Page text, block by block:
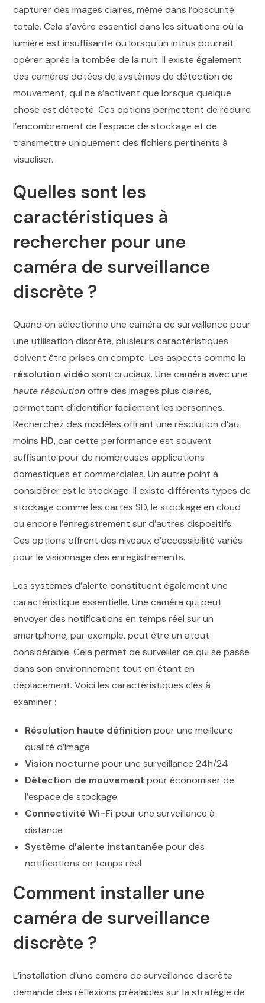
capturer des images claires, même dans l’obscurité
totale. Cela s’avère essentiel dans les situations où la
lumière est insuffisante ou lorsqu’un intrus pourrait
opérer après la tombée de la nuit. Il existe également
des caméras dotées de systèmes de détection de
mouvement, qui ne s’activent que lorsque quelque
chose est détecté. Ces options permettent de réduire
l’encombrement de l’espace de stockage et de
transmettre uniquement des fichiers pertinents à
visualiser.
Quelles sont les
caractéristiques à
rechercher pour une
caméra de surveillance
discrète ?
Quand on sélectionne une caméra de surveillance pour
une utilisation discrète, plusieurs caractéristiques
doivent être prises en compte. Les aspects comme la
résolution vidéo sont cruciaux. Une caméra avec une
haute résolutionoffre des images plus claires,
permettant d’identifier facilement les personnes.
Recherchez des modèles offrant une résolution d’au
moins HD, car cette performance est souvent
suffisante pour de nombreuses applications
domestiques et commerciales. Un autre point à
considérer est le stockage. Il existe différents types de
stockage comme les cartes SD, le stockage en cloud
ou encore l’enregistrement sur d’autres dispositifs.
Ces options offrent des niveaux d’accessibilité variés
pour le visionnage des enregistrements.
Les systèmes d’alerte constituent également une
caractéristique essentielle. Une caméra qui peut
envoyer des notifications en temps réel sur un
smartphone, par exemple, peut être un atout
considérable. Cela permet de surveiller ce qui se passe
dans son environnement tout en étant en
déplacement. Voici les caractéristiques clés à
examiner :
Résolution haute définition pour une meilleure
qualité d’image
Vision nocturne pour une surveillance 24h/24
Détection de mouvement pour économiser de
l’espace de stockage
Connectivité Wi-Fi pour une surveillance à
distance
Système d’alerte instantanée pour des
notifications en temps réel
Comment installer une
caméra de surveillance
discrète ?
L’installation d’une caméra de surveillance discrète
demande des réflexions préalables sur la stratégie de